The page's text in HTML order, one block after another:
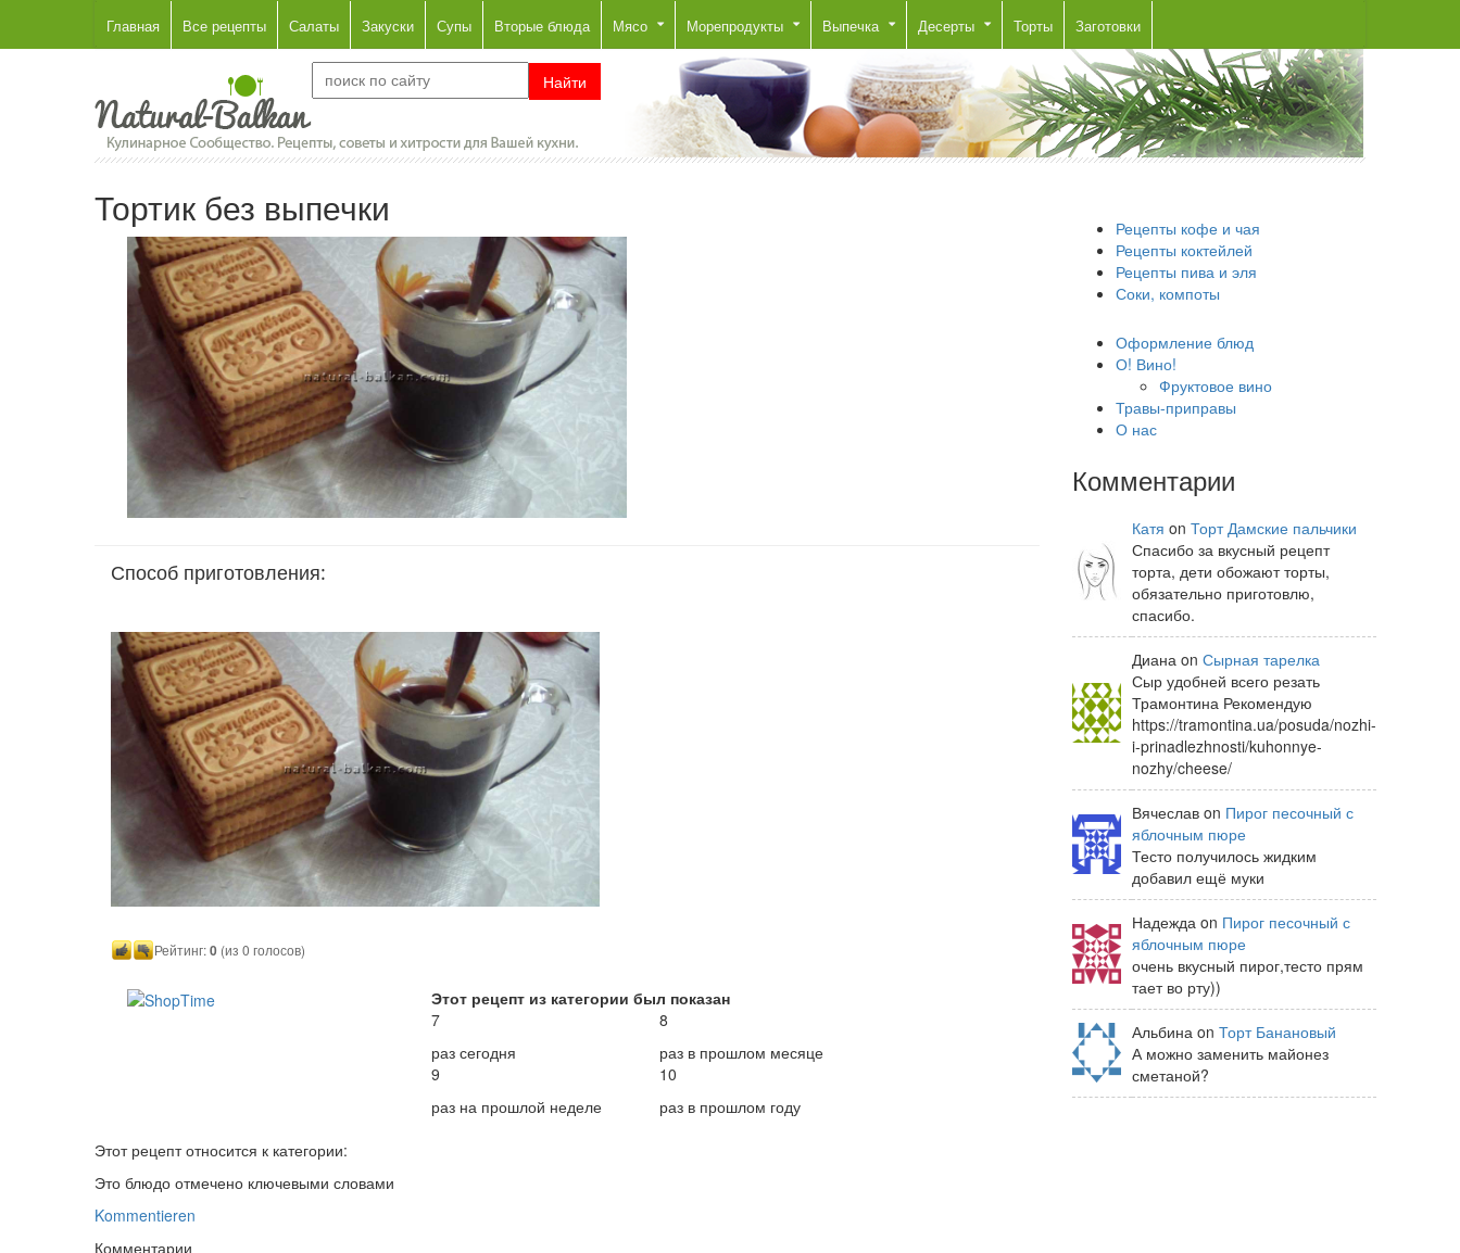
Главная Все рецепты Салаты Закуски Супы Вторые блюда Мясо Морепродукты Выпечка Десерты Торты Заготовки
Тортик без выпечки
Способ приготовления:
Рейтинг:0 (из 0 голосов)
Этот рецепт из категории был показан
7
раз сегодня
8
раз в прошлом месяце
9
раз на прошлой неделе
10
раз в прошлом году
Этот рецепт относится к категории:
Это блюдо отмечено ключевыми словами
Kommentieren
Комментарии
Рецепты кофе и чая
Рецепты коктейлей
Рецепты пива и эля
Соки, компоты
Оформление блюд
О! Вино!
Фруктовое вино
Травы-приправы
О нас
Комментарии
Катя on Торт Дамские пальчики
Спасибо за вкусный рецепт
торта, дети обожают торты,
обязательно приготовлю,
спасибо.
Диана on Сырная тарелка
Сыр удобней всего резать
Трамонтина Рекомендую
https://tramontina.ua/posuda/nozhi-
i-prinadlezhnosti/kuhonnye-
nozhy/cheese/
Вячеслав on Пирог песочный с
яблочным пюре
Тесто получилось жидким
добавил ещё муки
Надежда on Пирог песочный с
яблочным пюре
очень вкусный пирог,тесто прям
тает во рту))
Альбина on Торт Банановый
А можно заменить майонез
сметаной?